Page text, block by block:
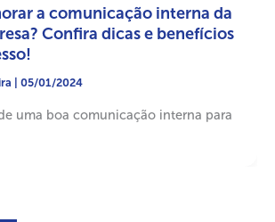
a comunicação interna da
Confira dicas e benefícios
05/01/2024
uma boa comunicação interna para